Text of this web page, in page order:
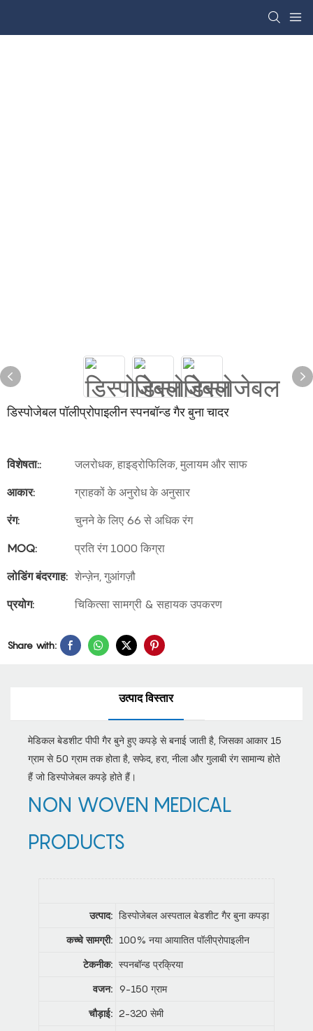
डिस्पोजेबल पॉलीप्रोपाइलीन स्पनबॉन्ड गैर बुना चादर
विशेषता::
जलरोधक, हाइड्रोफिलिक, मुलायम और साफ
आकार:
ग्राहकों के अनुरोध के अनुसार
रंग:
चुनने के लिए 66 से अधिक रंग
MOQ:
प्रति रंग 1000 किग्रा
लोडिंग बंदरगाह: शेन्ज़ेन, गुआंगज़ौ
प्रयोग:
चिकित्सा सामग्री & सहायक उपकरण
Share with:
उत्पाद विस्तार
मेडिकल बेडशीट पीपी गैर बुने हुए कपड़े से बनाई जाती है, जिसका आकार 15
ग्राम से 50 ग्राम तक होता है, सफेद, हरा, नीला और गुलाबी रंग सामान्य होते
हैं जो डिस्पोजेबल कपड़े होते हैं।
NON WOVEN MEDICAL
PRODUCTS
उत्पाद: डिस्पोजेबल अस्पताल बेडशीट गैर बुना कपड़ा
कच्चे सामग्री: 100% नया आयातित पॉलीप्रोपाइलीन
टेकनीक: स्पनबॉन्ड प्रक्रिया
वजन: 9-150 ग्राम
चौड़ाई: 2-320 सेमी